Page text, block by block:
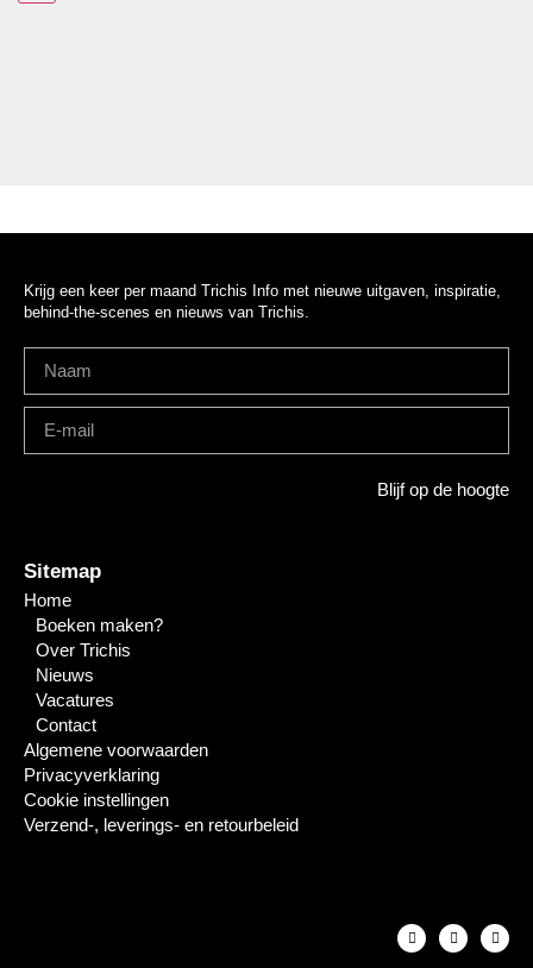
Krijg een keer per maand Trichis Info met nieuwe uitgaven, inspiratie,
behind-the-scenes en nieuws van Trichis.
Blijf op de hoogte
Sitemap
Home
Boeken maken?
Over Trichis
Nieuws
Vacatures
Contact
Algemene voorwaarden
Privacyverklaring
Cookie instellingen
Verzend-, leverings- en retourbeleid